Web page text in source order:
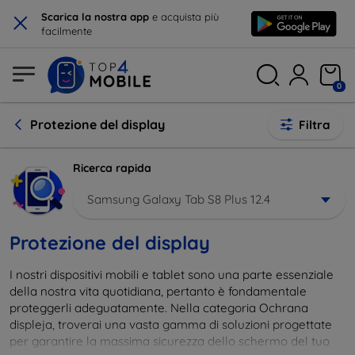
× Scarica la nostra app e acquista più
facilmente
0
Protezione del display Filtra
Ricerca rapida
Samsung Galaxy Tab S8 Plus 12.4
Protezione del display
I nostri dispositivi mobili e tablet sono una parte essenziale
della nostra vita quotidiana, pertanto è fondamentale
proteggerli adeguatamente. Nella categoria Ochrana
displeja, troverai una vasta gamma di soluzioni progettate
per garantire la massima sicurezza dello schermo del tuo